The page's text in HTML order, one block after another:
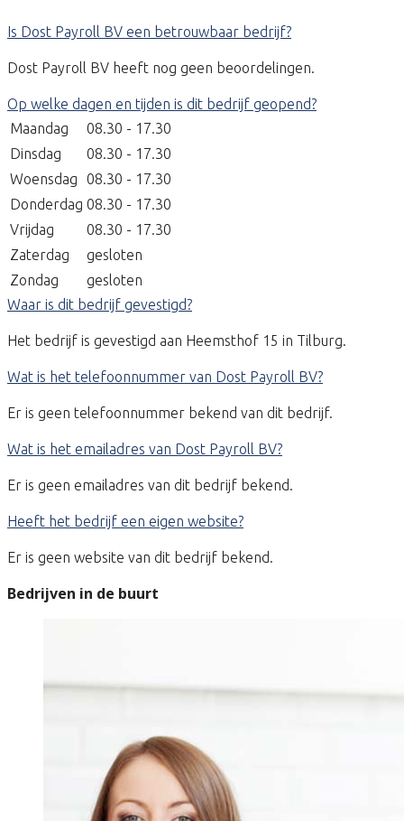
Is Dost Payroll BV een betrouwbaar bedrijf?
Dost Payroll BV heeft nog geen beoordelingen.
Op welke dagen en tijden is dit bedrijf geopend?
Maandag
08.30 - 17.30
Dinsdag
08.30 - 17.30
Woensdag
08.30 - 17.30
Donderdag 08.30 - 17.30
Vrijdag
08.30 - 17.30
Zaterdag
gesloten
Zondag
gesloten
Waar is dit bedrijf gevestigd?
Het bedrijf is gevestigd aan Heemsthof 15 in Tilburg.
Wat is het telefoonnummer van Dost Payroll BV?
Er is geen telefoonnummer bekend van dit bedrijf.
Wat is het emailadres van Dost Payroll BV?
Er is geen emailadres van dit bedrijf bekend.
Heeft het bedrijf een eigen website?
Er is geen website van dit bedrijf bekend.
Bedrijven in de buurt